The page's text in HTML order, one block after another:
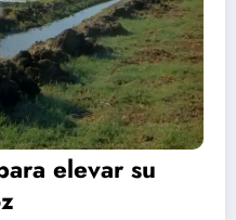
elevar su